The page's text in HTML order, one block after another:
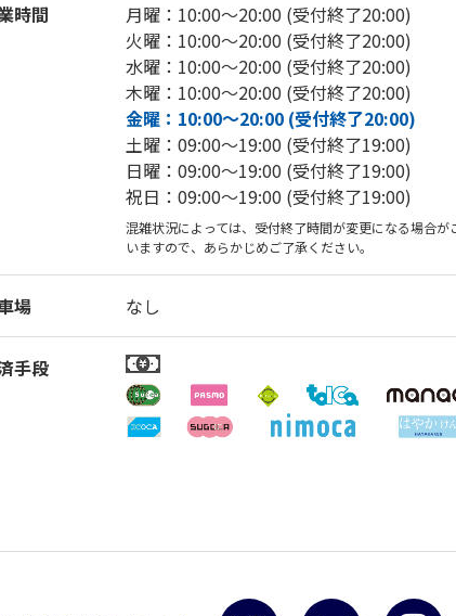
時間
月曜：10:00～20:00 (受付終了20:00)
火曜：10:00～20:00 (受付終了20:00)
水曜：10:00～20:00 (受付終了20:00)
木曜：10:00～20:00 (受付終了20:00)
金曜：10:00～20:00 (受付終了20:00)
土曜：09:00～19:00 (受付終了19:00)
日曜：09:00～19:00 (受付終了19:00)
祝日：09:00～19:00 (受付終了19:00)
混雑状況によっては、受付終了時間が変更になる場合が
いますので、あらかじめご了承ください。
場 なし
手段